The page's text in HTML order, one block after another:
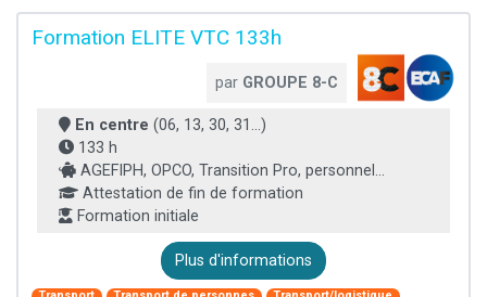
Formation ELITE VTC 133h
par GROUPE 8-C
En centre (06, 13, 30, 31...)
133 h
AGEFIPH, OPCO, Transition Pro, personnel...
Attestation de fin de formation
Formation initiale
Plus d'informations